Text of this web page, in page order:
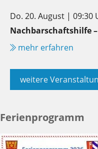
Do. 20. August | 09:30
Nachbarschaftshilfe
mehr erfahren
weitere
Ferienprogramm